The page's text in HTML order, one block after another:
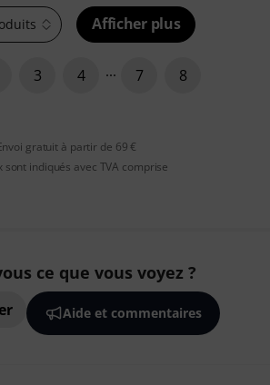
Afficher plus
3 4 7 8
gratuit à partir de 69 €
sont indiqués avec TVA comprise
ce que vous voyez ?
Aide et commentaires